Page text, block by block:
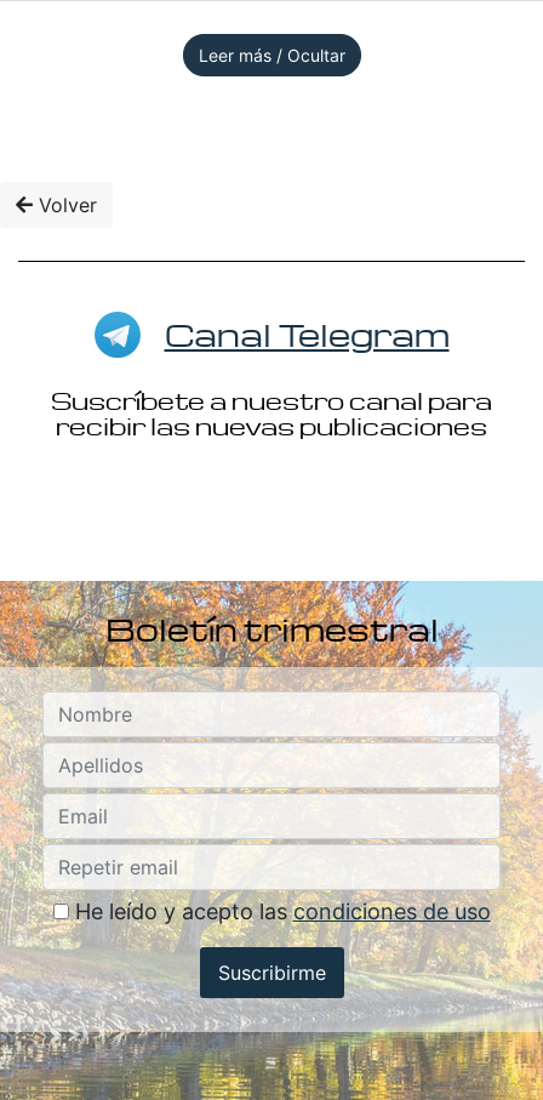
Leer más / Ocultar
Volver
Canal Telegram
Suscríbete a nuestro canal para
recibir las nuevas publicaciones
Boletín trimestral
He leído y acepto lascondiciones de uso
Suscribirme